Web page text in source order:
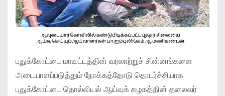
புதுக்கோட்டை மாவட்டத்தின் வரலாற்றுச் சின்னங்களை
அடையாளப்படுத்தும் நோக்கத்தோடு தொடர்ச்சியாக
புதுக்கோட்டை தொல்லியல் ஆய்வுக் கழகத்தின் தலைவர்